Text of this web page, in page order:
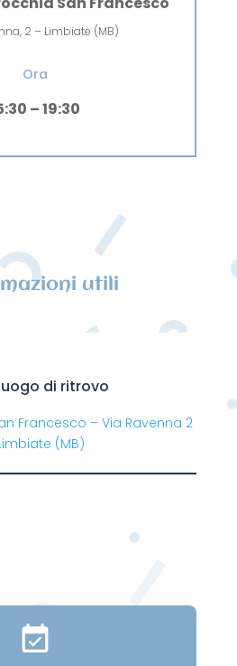
2 – Limbiate (MB)
Ora
– 19:30
utili
di ritrovo
Francesco – Via Ravenna 2
(MB)